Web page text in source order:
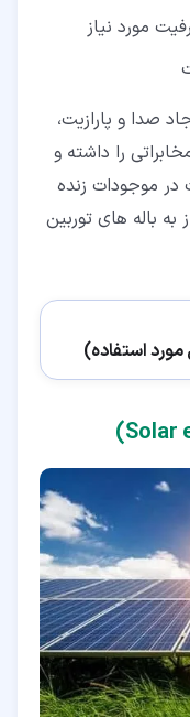
مورد نیاز
صدا و پارازیت،
را داشته و
موجودات زنده
به باله های توربین